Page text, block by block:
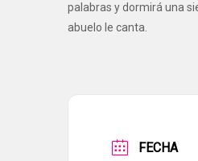
palabras y dormirá una
abuelo le canta.
FECHA